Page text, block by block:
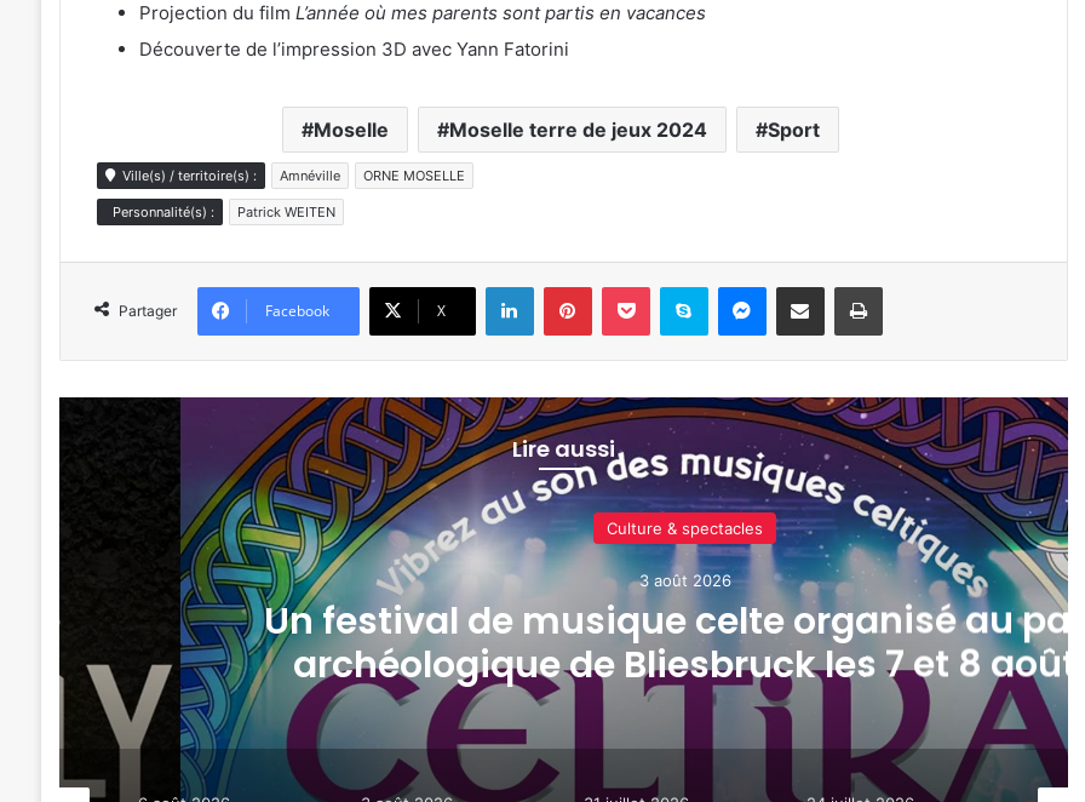
Projection du film L’année où mes parents sont partis en vacances
Découverte de l’impression 3D avec Yann Fatorini
Moselle Moselle terre de jeux 2024 Sport
Ville(s) / territoire(s) : Amnéville ORNE MOSELLE
Personnalité(s) : Patrick WEITEN
Partager Facebook X
LinkedinPinterestPocket Skype Messenger
Partager par e-mail Imprimer
Lire aussi
au parc
et 8 août
Actualité locale & société
31 juillet 2026
Tout-Metz, armée, sports de combat
de la semaine à Metz (31 juillet